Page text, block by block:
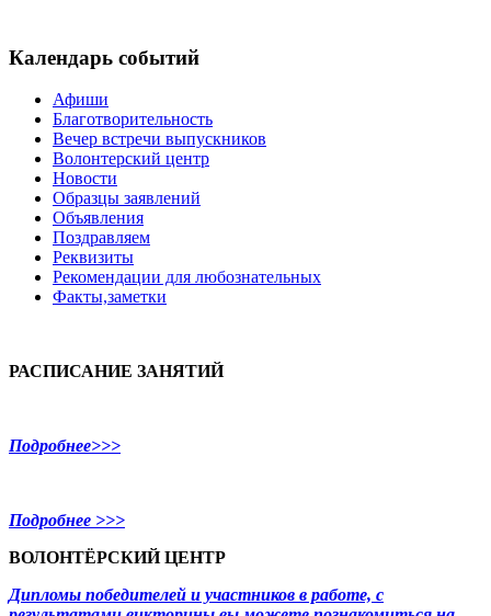
Календарь событий
Афиши
Благотворительность
Вечер встречи выпускников
Волонтерский центр
Новости
Образцы заявлений
Объявления
Поздравляем
Реквизиты
Рекомендации для любознательных
Факты,заметки
РАСПИСАНИЕ ЗАНЯТИЙ
Подробнее>>>
Подробнее >>>
ВОЛОНТЁРСКИЙ ЦЕНТР
Дипломы победителей и участников в работе, с